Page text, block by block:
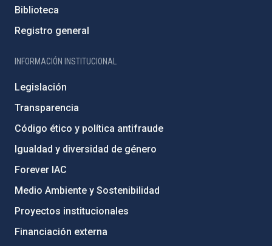
Biblioteca
Registro general
INFORMACIÓN INSTITUCIONAL
Legislación
Transparencia
Código ético y política antifraude
Igualdad y diversidad de género
Forever IAC
Medio Ambiente y Sostenibilidad
Proyectos institucionales
Financiación externa